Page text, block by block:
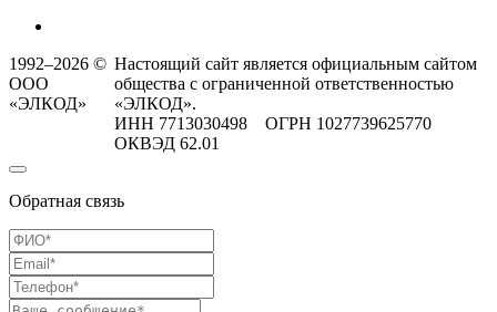
1992–2026 ©
ООО
«ЭЛКОД»
Настоящий сайт является официальным сайтом
общества с ограниченной ответственностью
«ЭЛКОД».
ИНН 7713030498 ОГРН 1027739625770
ОКВЭД 62.01
Обратная связь